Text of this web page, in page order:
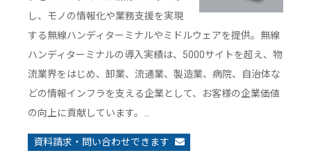
し、モノの情報化や業務支援を実現
する無線ハンディターミナルやミドルウェアを提供。無線
ハンディターミナルの導入実績は、5000サイトを超え、物
流業界をはじめ、卸業、流通業、製造業、病院、自治体な
どの情報インフラを支える企業として、お客様の企業価値
の向上に貢献しています。…
資料請求・問い合わせできます